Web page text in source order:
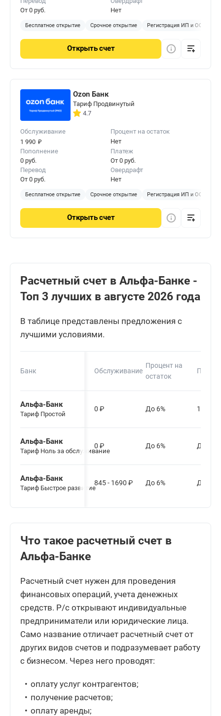
От 0 руб.
Нет
Бесплатное открытие Срочное открытие Регистрация ИП и ООО
Открытьсчет
Ozon Банк
Тариф Продвинутый
4.7
Обслуживание
1 990 ₽
Процент на остаток
Нет
Пополнение
0 руб.
Платеж
От 0 руб.
Перевод
От 0 руб.
Овердрафт
Нет
Бесплатное открытие Срочное открытие Регистрация ИП и ООО
Открытьсчет
Расчетный счет в Альфа-Банке -
Топ 3 лучших в августе 2026 года
В таблице представлены предложения с
лучшими условиями.
Банк Обслуживание
Процент на
остаток
Альфа-Банк
Тариф Простой
0 ₽ До 6% 1%
Альфа-Банк
Тариф Ноль за обслуживание
0 ₽ До 6% До
Альфа-Банк
Тариф Быстрое развитие
845 - 1690 ₽ До 6% До
Что такое расчетный счет в
Альфа-Банке
Расчетный счет нужен для проведения
финансовых операций, учета денежных
средств. Р/с открывают индивидуальные
предприниматели или юридические лица.
Само название отличает расчетный счет от
других видов счетов и подразумевает работу
с бизнесом. Через него проводят:
оплату услуг контрагентов;
получение расчетов;
оплату аренды;